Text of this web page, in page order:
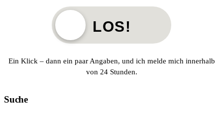
LOS!
Ein Klick – dann ein paar Angaben, und ich melde mich innerhalb
von 24 Stunden.
Suche